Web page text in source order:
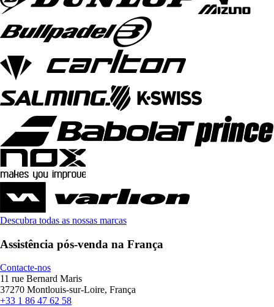
Descubra todas as nossas marcas
Assistência pós-venda na França
Contacte-nos
11 rue Bernard Maris
37270 Montlouis-sur-Loire, França
+33 1 86 47 62 58